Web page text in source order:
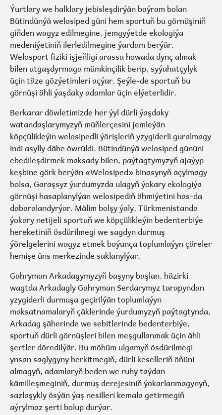
Ýurtlary we halklary jebisleşdirýän baýram bolan
Bütindünýä welosiped güni hem sportuň bu görnüşiniň
giňden wagyz edilmegine, jemgyýetde ekologiýa
medeniýetiniň ilerledilmegine ýardam berýär.
Welosport fiziki işjeňligi arassa howada dynç almak
bilen utgaşdyrmaga mümkinçilik berip, syýahatçylyk
üçin täze gözýetimleri açýar. Şeýle-de sportuň bu
görnüşi ähli ýaşdaky adamlar üçin elýeterlidir.
Berkarar döwletimizde her ýyl dürli ýaşdaky
watandaşlarymyzyň müňlerçesini jemleýän
köpçülikleýin welosipedli ýörişleriň yzygiderli guralmagy
indi asylly däbe öwrüldi. Bütindünýä welosiped gününi
ebedileşdirmek maksady bilen, paýtagtymyzyň ajaýyp
keşbine görk berýän «Welosiped» binasynyň açylmagy
bolsa, Garaşsyz ýurdumyzda ulagyň ýokary ekologiýa
görnüşi hasaplanylýan welosipediň ähmiýetini has-da
dabaralandyrýar. Mälim bolşy ýaly, Türkmenistanda
ýokary netijeli sportuň we köpçülikleýin bedenterbiýe
hereketiniň ösdürilmegi we sagdyn durmuş
ýörelgelerini wagyz etmek boýunça toplumlaýyn çäreler
hemişe üns merkezinde saklanylýar.
Gahryman Arkadagymyzyň başyny başlan, häzirki
wagtda Arkadagly Gahryman Serdarymyz tarapyndan
yzygiderli durmuşa geçirilýän toplumlaýyn
maksatnamalaryň çäklerinde ýurdumyzyň paýtagtynda,
Arkadag şäherinde we sebitlerinde bedenterbiýe,
sportuň dürli görnüşleri bilen meşgullanmak üçin ähli
şertler döredilýär. Bu möhüm ulgamyň ösdürilmegi
ynsan saglygyny berkitmegiň, dürli keselleriň öňüni
almagyň, adamlaryň beden we ruhy taýdan
kämilleşmeginiň, durmuş derejesiniň ýokarlanmagynyň,
sazlaşykly ösýän ýaş nesilleri kemala getirmegiň
aýrylmaz şerti bolup durýar.